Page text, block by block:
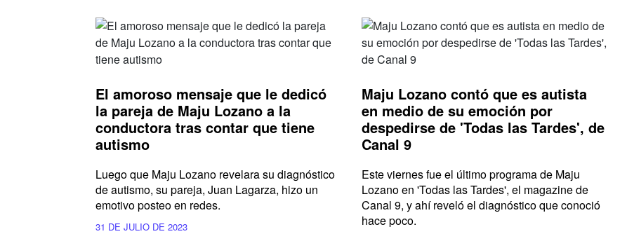
El amoroso mensaje que le dedicó
la pareja de Maju Lozano a la
conductora tras contar que tiene
autismo
Luego que Maju Lozano revelara su diagnóstico
de autismo, su pareja, Juan Lagarza, hizo un
emotivo posteo en redes.
31 DE JULIO DE 2023
Maju Lozano contó que es autista
en medio de su emoción por
despedirse de 'Todas las Tardes', de
Canal 9
Este viernes fue el último programa de Maju
Lozano en 'Todas las Tardes', el magazine de
Canal 9, y ahí reveló el diagnóstico que conoció
hace poco.